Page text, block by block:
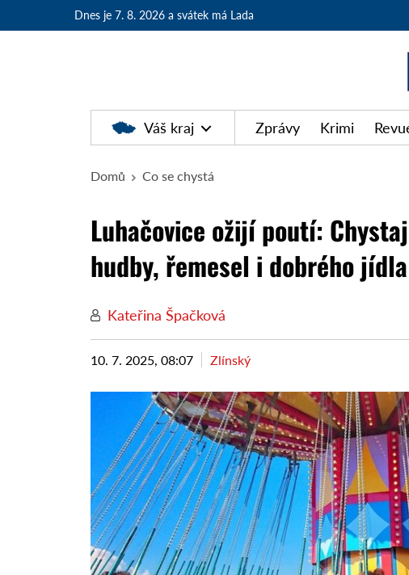
Dnes je 7. 8. 2026 a svátek má Lada
Váš kraj Zprávy Krimi
Domů Co se chystá
Luhačovice ožijí poutí:
hudby, řemesel i dobrého jídla
Kateřina Špačková
10. 7. 2025, 08:07 Zlínský